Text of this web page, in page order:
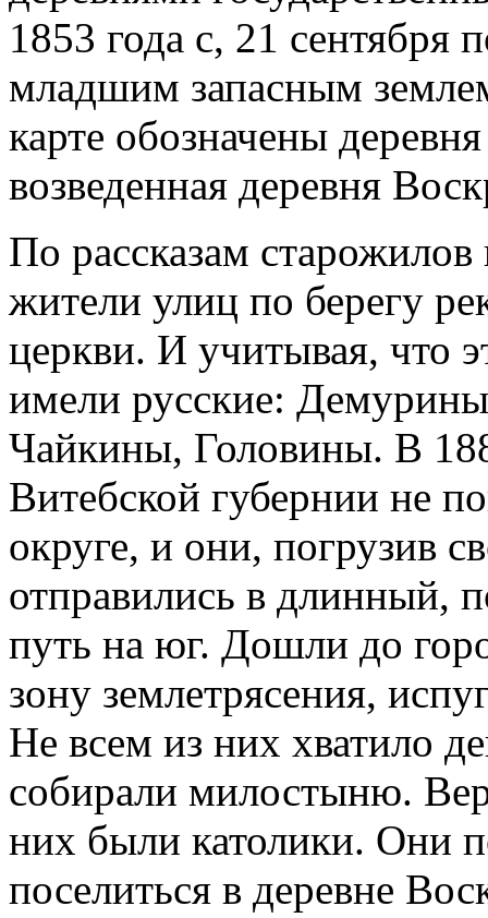
1853 года с, 21 сентября
младшим запасным
карте обозначены
возведенная деревня
По рассказам
жители улиц по берегу
церкви. И учитывая, что
имели русские:
Чайкины, Головины. В
Витебской губернии не
округе, и они, погрузив
отправились в длинный,
путь на юг. Дошли до
зону земле­трясения,
Не всем из них хватило
собирали мило­стыню.
них были католики. Они
поселиться в деревне